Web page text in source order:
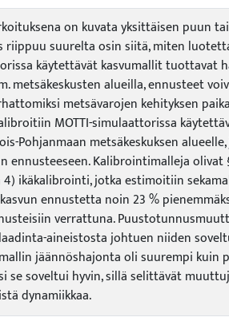
on kuvata yksittäisen puun
riippuu suurelta osin siitä, miten
käytettävät kasvumallit
metsäkeskusten alueilla, ennusteet
metsävarojen kehityksen
MOTTI-simulaattorissa
Pohjanmaan metsäkeskuksen
ennusteeseen. Kalibrointimalleja
ikäkalibrointi, jotka estimoitiin
ennustetta noin 23 %
verrattuna.
aineistosta johtuen niiden
jäännöshajonta oli suurempi kuin
se soveltui hyvin, sillä selittävät
dynamiikkaa.